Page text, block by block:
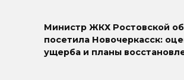
Министр ЖКХ Ростовской
посетила Новочеркасск:
ущерба и планы